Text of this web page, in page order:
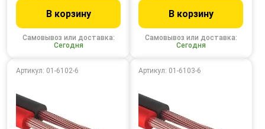
Самовывоз или доставка:
Сегодня
В корзину
Самовывоз или доставка:
Сегодня
В корзину
Артикул: 01-6102-6 Артикул: 01-6103-6